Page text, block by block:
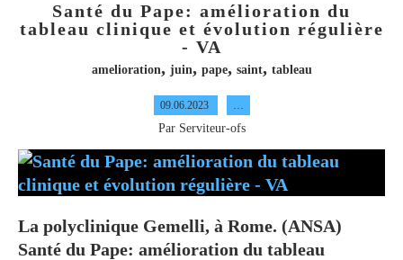
Santé du Pape: amélioration du
tableau clinique et évolution régulière
- VA
amelioration, juin, pape, saint, tableau
09.06.2023 …
Par Serviteur-ofs
La polyclinique Gemelli, à Rome. (ANSA)
Santé du Pape: amélioration du tableau